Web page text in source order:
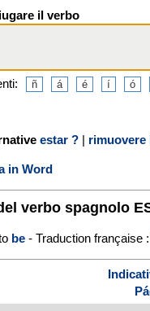
il verbo
estar ? | rimuovere
in Word
verbo spagnolo
be - Traduction française :